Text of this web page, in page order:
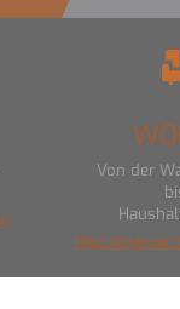
Von der
https://